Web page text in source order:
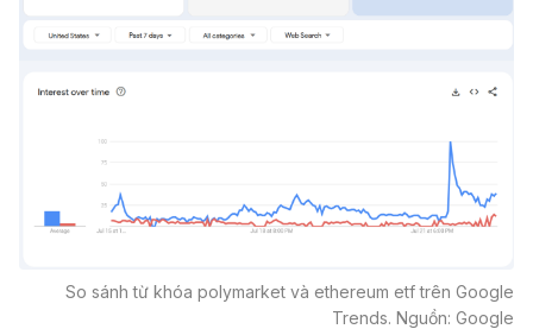
So sánh từ khóa polymarket và ethereum etf trên Google
Trends. Nguồn: Google